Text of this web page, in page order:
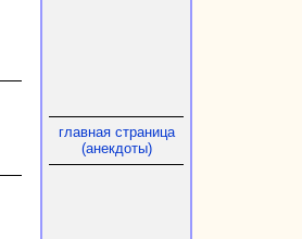
главная страница
(анекдоты)